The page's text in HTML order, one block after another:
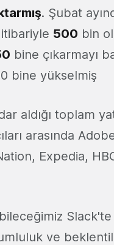
. Şubat
500 bin
bine çıkarmayı
bine yükselmiş
aldığı toplam
arasında
Expedia,
Slack'te
ve